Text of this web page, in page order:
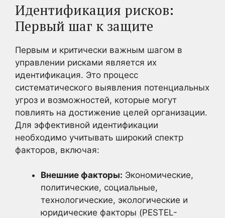
Идентификация рисков:
Первый шаг к защите
Первым и критически важным шагом в
управлении рисками является их
идентификация. Это процесс
систематического выявления потенциальных
угроз и возможностей, которые могут
повлиять на достижение целей организации.
Для эффективной идентификации
необходимо учитывать широкий спектр
факторов, включая:
Внешние факторы: Экономические,
политические, социальные,
технологические, экологические и
юридические факторы (PESTEL-